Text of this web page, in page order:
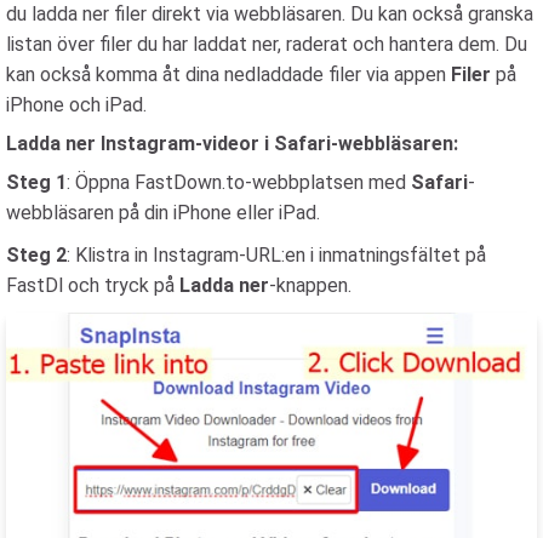
du ladda ner filer direkt via webbläsaren. Du kan också granska
listan över filer du har laddat ner, raderat och hantera dem. Du
kan också komma åt dina nedladdade filer via appen Filer på
iPhone och iPad.
Ladda ner Instagram-videor i Safari-webbläsaren:
Steg 1: Öppna FastDown.to-webbplatsen med Safari-
webbläsaren på din iPhone eller iPad.
Steg 2: Klistra in Instagram-URL:en i inmatningsfältet på
FastDl och tryck på Ladda ner-knappen.